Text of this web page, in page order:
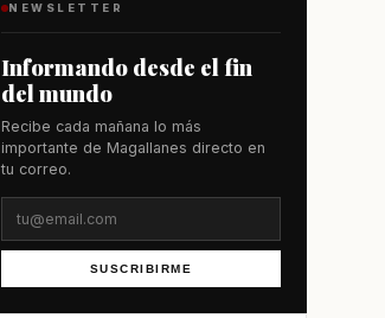
NEWSLETTER
Informando desde el fin
del mundo
Recibe cada mañana lo más
importante de Magallanes directo en
tu correo.
SUSCRIBIRME